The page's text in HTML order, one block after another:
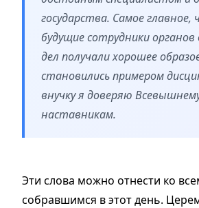
государства. Самое
будущие сотрудники
дел получали хорошее
становились примером
внучку я доверяю
наставникам.
Эти слова можно отнести ко
собравшимся в этот день.